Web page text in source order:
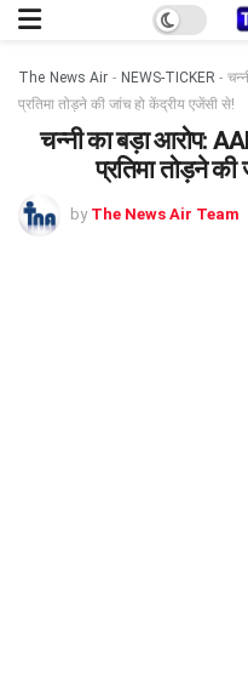
The News Air - NEWS-TICKER -
प्रतिमा तोड़ने की जांच हो केंद्रीय एजेंसी से!
चन्नी का बड़ा आरोप:
प्रतिमा तोड़ने
by The News Air Team